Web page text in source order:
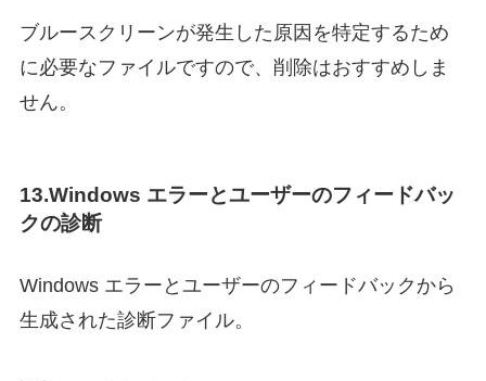
ブルースクリーンが発生した原因を特定するため
に必要なファイルですので、削除はおすすめしま
せん。
13.Windows エラーとユーザーのフィードバッ
クの診断
Windows エラーとユーザーのフィードバックから
生成された診断ファイル。